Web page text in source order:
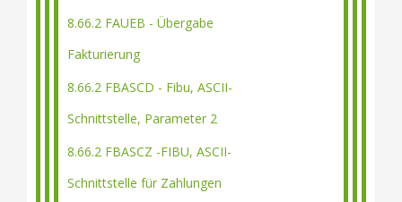
8.66.2 FAUEB - Übergabe
Fakturierung
8.66.2 FBASCD - Fibu, ASCII-
Schnittstelle, Parameter 2
8.66.2 FBASCZ -FIBU, ASCII-
Schnittstelle für Zahlungen